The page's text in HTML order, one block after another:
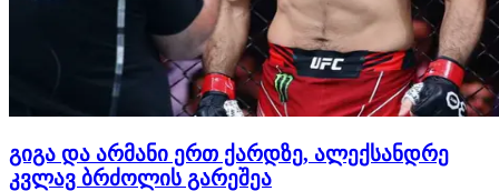
გიგა და არმანი ერთ ქარდზე, ალექსანდრე
კვლავ ბრძოლის გარეშეა